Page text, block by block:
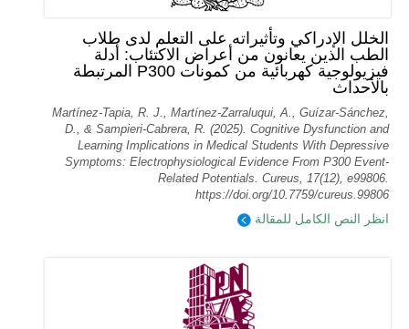
الخلل الإدراكي وتأثيراته على التعلم لدى طلاب
الطب الذين يعانون من أعراض الاكتئاب: أدلة
فيزيولوجية كهربائية من كمونات P300 المرتبطة
بالأحداث
Martínez-Tapia, R. J., Martínez-Zarraluqui, A., Guízar-Sánchez,
D., & Sampieri-Cabrera, R. (2025). Cognitive Dysfunction and
Learning Implications in Medical Students With Depressive
Symptoms: Electrophysiological Evidence From P300 Event-
Related Potentials. Cureus, 17(12), e99806.
https://doi.org/10.7759/cureus.99806
انظر النص الكامل للمقالة